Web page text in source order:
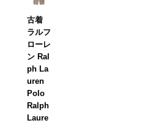
古着
ラルフ
ローレ
ン Ral
ph La
uren
Polo
Ralph
Laure